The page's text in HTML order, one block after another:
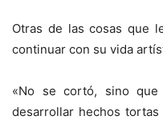
Otras de las cosas que
continuar con su vida
«No se cortó, sino
desarrollar hechos